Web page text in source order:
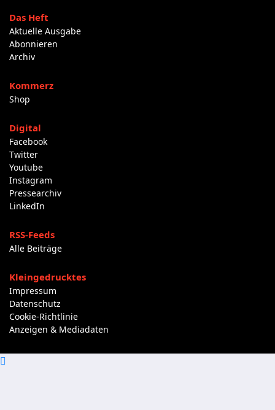
Das Heft
Aktuelle Ausgabe
Abonnieren
Archiv
Kommerz
Shop
Digital
Facebook
Twitter
Youtube
Instagram
Pressearchiv
LinkedIn
RSS-Feeds
Alle Beiträge
Kleingedrucktes
Impressum
Datenschutz
Cookie-Richtlinie
Anzeigen & Mediadaten